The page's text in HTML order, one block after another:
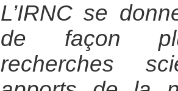
L’IRNC se
de façon
recherches